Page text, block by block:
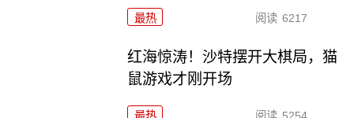
最热 阅读 6217
红海惊涛！沙特摆开大棋局，猫
鼠游戏才刚开场